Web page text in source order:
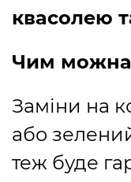
квасолею
Чим можна
Заміни на
або
теж буде